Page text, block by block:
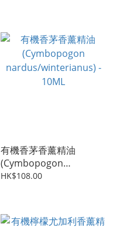
有機香茅香薰精油
(Cymbopogon
nardus/winterianus) -
HK$108.00